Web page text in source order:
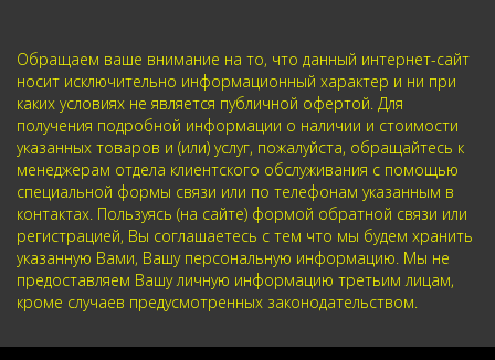
Обращаем ваше внимание на то, что данный интернет-сайт
носит исключительно информационный характер и ни при
каких условиях не является публичной офертой. Для
получения подробной информации о наличии и стоимости
указанных товаров и (или) услуг, пожалуйста, обращайтесь к
менеджерам отдела клиентского обслуживания с помощью
специальной формы связи или по телефонам указанным в
контактах. Пользуясь (на сайте) формой обратной связи или
регистрацией, Вы соглашаетесь с тем что мы будем хранить
указанную Вами, Вашу персональную информацию. Мы не
предоставляем Вашу личную информацию третьим лицам,
кроме случаев предусмотренных законодательством.